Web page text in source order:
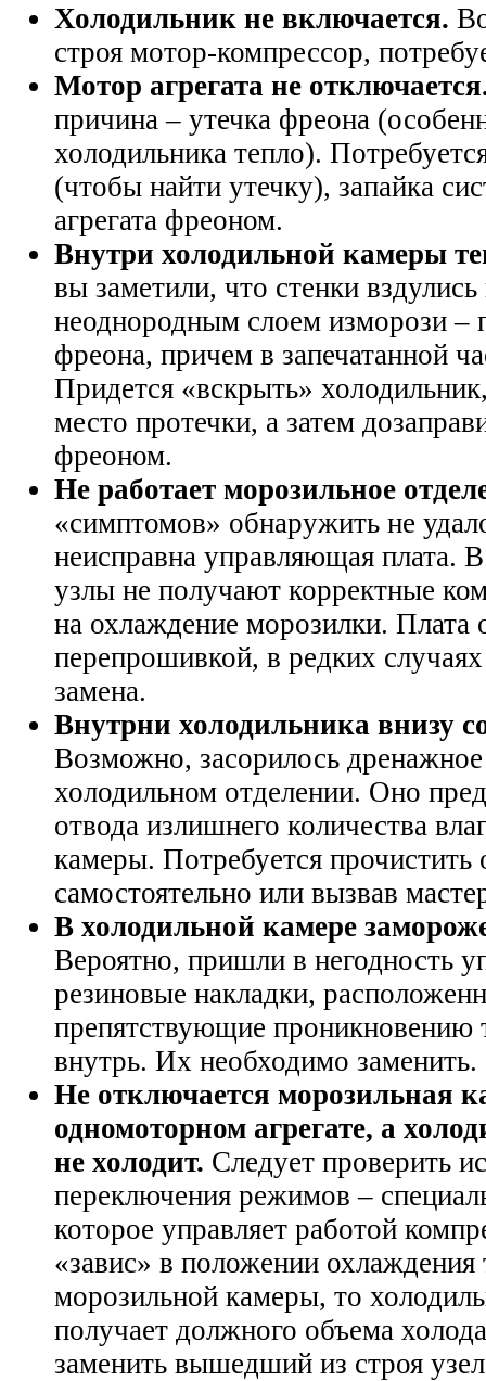
Холодильник не включается.
строя мотор-компрессор,
Мотор агрегата не
причина – утечка фреона
холодильника тепло).
(чтобы найти утечку), запайка
агрегата фреоном.
Внутри холодильной камеры
вы заметили, что стенки
неоднородным слоем изморози –
фреона, причем в запечатанной
Придется «вскрыть»
место протечки, а затем
фреоном.
Не работает морозильное
«симптомов» обнаружить не
неисправна управляющая плата.
узлы не получают корректные
на охлаждение морозилки. Плата
перепрошивкой, в редких случаях
замена.
Внутрни холодильника внизу
Возможно, засорилось дренажное
холодильном отделении. Оно
отвода излишнего количества
камеры. Потребуется прочистить
самостоятельно или вызвав
В холодильной камере
Вероятно, пришли в негодность
резиновые накладки,
препятствующие проникновению
внутрь. Их необходимо заменить.
Не отключается морозильная
одномоторном агрегате, а
не холодит. Следует проверить
переключения режимов –
которое управляет работой
«завис» в положении охлаждения
морозильной камеры, то
получает должного объема
заменить вышедший из строя